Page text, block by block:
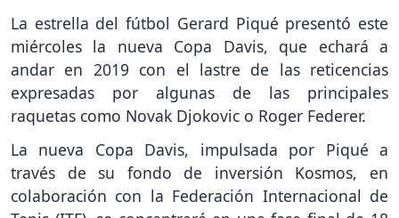
La estrella del fútbol Gerard Piqué presentó este
miércoles la nueva Copa Davis, que echará a
andar en 2019 con el lastre de las reticencias
expresadas por algunas de las principales
raquetas como Novak Djokovic o Roger Federer.
La nueva Copa Davis, impulsada por Piqué a
través de su fondo de inversión Kosmos, en
colaboración con la Federación Internacional de